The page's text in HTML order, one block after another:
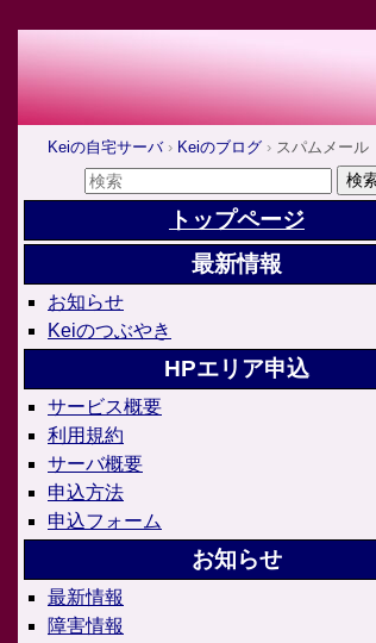
Keiの自宅サーバ Keiのブログ スパムメール
トップページ
最新情報
お知らせ
Keiのつぶやき
HPエリア申込
サービス概要
利用規約
サーバ概要
申込方法
申込フォーム
お知らせ
最新情報
障害情報